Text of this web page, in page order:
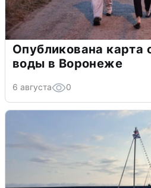
Опубликована карта
воды в Воронеже
6 августа 0